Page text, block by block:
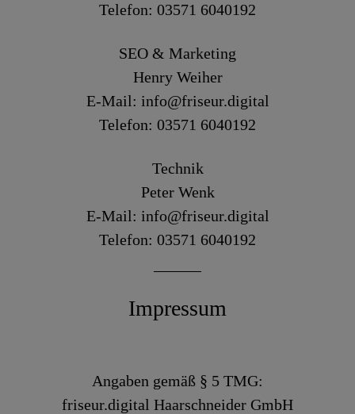
Telefon: 03571 6040192
SEO & Marketing
Henry Weiher
E-Mail: info@friseur.digital
Telefon: 03571 6040192
Technik
Peter Wenk
E-Mail: info@friseur.digital
Telefon: 03571 6040192
Impressum
Angaben gemäß § 5 TMG:
friseur.digital Haarschneider GmbH